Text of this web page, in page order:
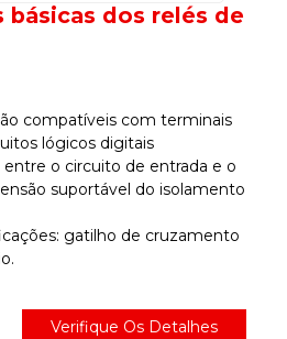
básicas dos relés de
compatíveis com terminais
lógicos digitais
o circuito de entrada e o
suportável do isolamento
gatilho de cruzamento
Verifique Os Detalhes